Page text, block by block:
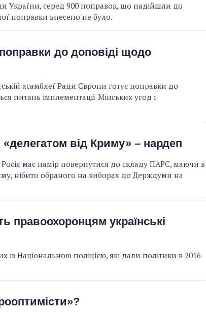
України, серед 900 поправок, що надійшли до
поправки внесено не було.
до доповіді щодо
асамблеї Ради Європи готує поправки до
питань імплементації Мінських угод і
від Криму» – нардеп
має намір повернутися до складу ПАРЄ, маючи в
нібито обраного на виборах до Держдуми на
правоохоронцям українські
із Національною поліцією, які дали політики в 2016